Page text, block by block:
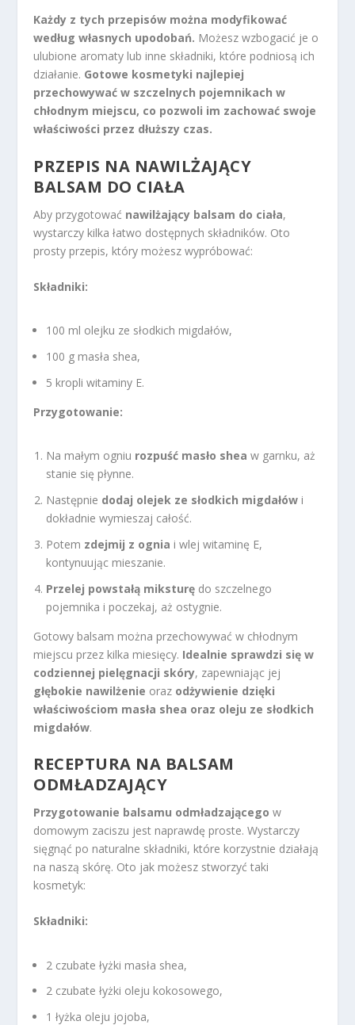
Każdy z tych przepisów można modyfikować
według własnych upodobań. Możesz wzbogacić je o
ulubione aromaty lub inne składniki, które podniosą ich
działanie. Gotowe kosmetyki najlepiej
przechowywać w szczelnych pojemnikach w
chłodnym miejscu, co pozwoli im zachować swoje
właściwości przez dłuższy czas.
PRZEPIS NA NAWILŻAJĄCY
BALSAM DO CIAŁA
Aby przygotować nawilżający balsam do ciała,
wystarczy kilka łatwo dostępnych składników. Oto
prosty przepis, który możesz wypróbować:
Składniki:
100 ml olejku ze słodkich migdałów,
100 g masła shea,
5 kropli witaminy E.
Przygotowanie:
Na małym ogniu rozpuść masło shea w garnku, aż
stanie się płynne.
Następnie dodaj olejek ze słodkich migdałów i
dokładnie wymieszaj całość.
Potem zdejmij z ognia i wlej witaminę E,
kontynuując mieszanie.
Przelej powstałą miksturę do szczelnego
pojemnika i poczekaj, aż ostygnie.
Gotowy balsam można przechowywać w chłodnym
miejscu przez kilka miesięcy. Idealnie sprawdzi się w
codziennej pielęgnacji skóry, zapewniając jej
głębokie nawilżenie oraz odżywienie dzięki
właściwościom masła shea oraz oleju ze słodkich
migdałów.
RECEPTURA NA BALSAM
ODMŁADZAJĄCY
Przygotowanie balsamu odmładzającego w
domowym zaciszu jest naprawdę proste. Wystarczy
sięgnąć po naturalne składniki, które korzystnie działają
na naszą skórę. Oto jak możesz stworzyć taki
kosmetyk:
Składniki:
2 czubate łyżki masła shea,
2 czubate łyżki oleju kokosowego,
1 łyżka oleju jojoba,